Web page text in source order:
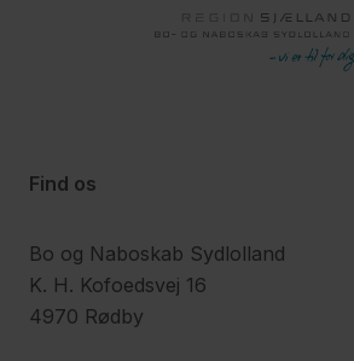
Find os
Bo og Naboskab Sydlolland
K. H. Kofoedsvej 16
4970 Rødby